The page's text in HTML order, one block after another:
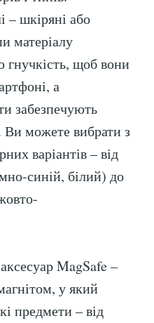
– шкіряні або
матеріалу
гнучкість, щоб вони
а
забезпечують
Ви можете вибрати з
варіантів – від
синій, білий) до
MagSafe –
у який
предмети – від